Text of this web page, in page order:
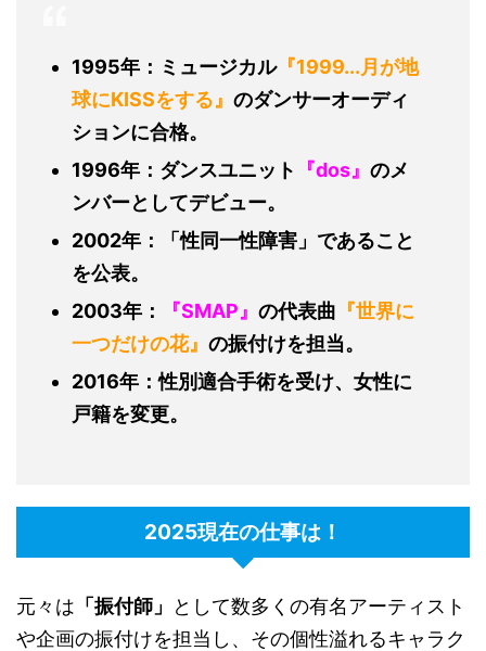
1995年：ミュージカル『1999...月が地
球にKISSをする』 のダンサーオーディ
ションに合格。
1996年：ダンスユニット 『dos』 のメ
ンバーとしてデビュー。
2002年：「性同一性障害」であること
を公表。
2003年： 『SMAP 』 の代表曲 『世界に
一つだけの花』 の振付けを担当。
2016年：性別適合手術を受け、女性に
戸籍を変更。
2025現在の仕事は！
元々は 「振付師」
として数多くの有名アーティスト
や企画の振付けを担当し、その個性溢れるキャラク